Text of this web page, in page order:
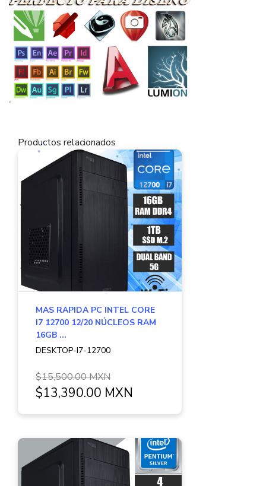
Productos relacionados
MAS RAPIDA PC INTEL CORE
I7 12700 12/20 NÚCLEOS RAM
16GB ...
DESKTOP-I7-12700
$15,500.00 MXN
$13,390.00 MXN